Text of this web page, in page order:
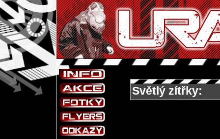
Světlý zítřky: